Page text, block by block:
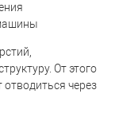
От этого
через